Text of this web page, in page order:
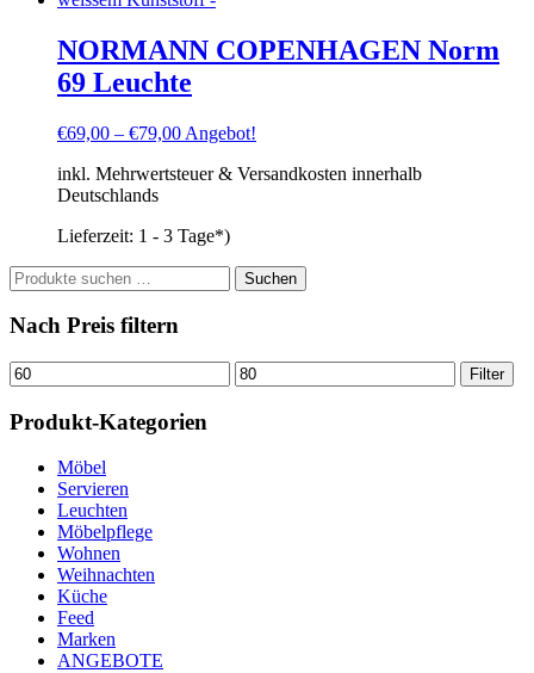
NORMANN COPENHAGEN Norm
69 Leuchte
€69,00 – €79,00 Angebot!
inkl. Mehrwertsteuer & Versandkosten innerhalb
Deutschlands
Lieferzeit: 1 - 3 Tage*)
Suchen
nach:
Suchen
Nach Preis filtern
Min.
Preis
Max.
Preis
Filter
Produkt-Kategorien
Möbel
Servieren
Leuchten
Möbelpflege
Wohnen
Weihnachten
Küche
Feed
Marken
ANGEBOTE